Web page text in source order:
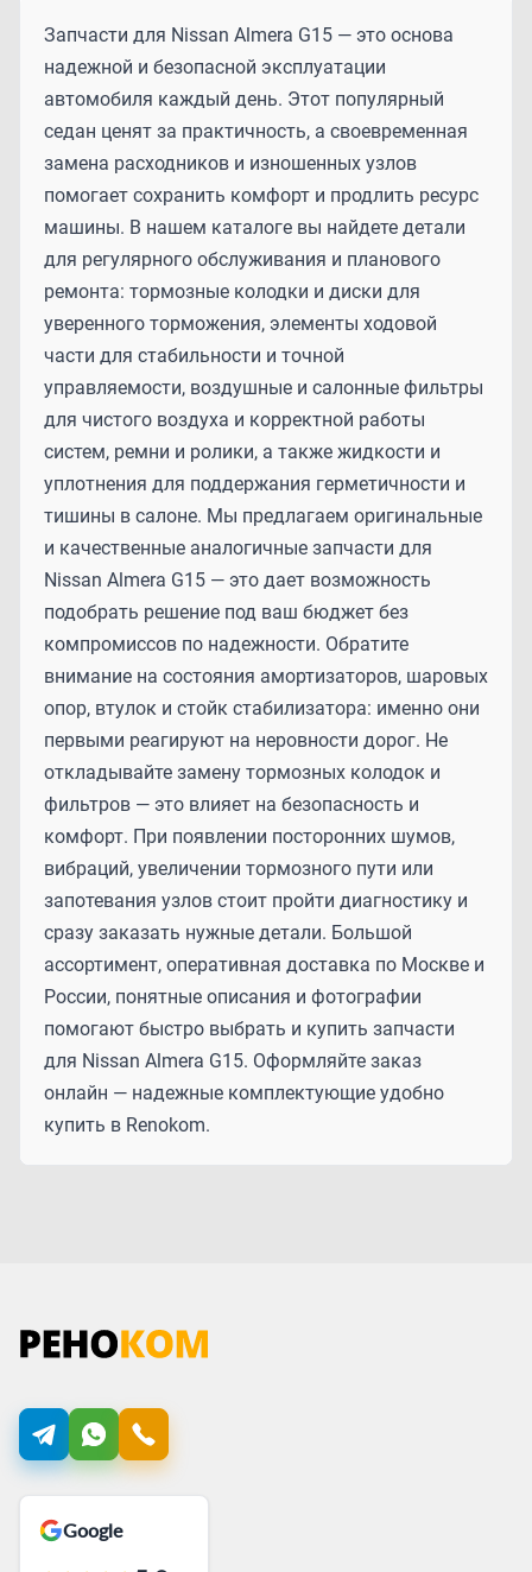
Запчасти для Nissan Almera G15 — это основа
надежной и безопасной эксплуатации
автомобиля каждый день. Этот популярный
седан ценят за практичность, а своевременная
замена расходников и изношенных узлов
помогает сохранить комфорт и продлить ресурс
машины. В нашем каталоге вы найдете детали
для регулярного обслуживания и планового
ремонта: тормозные колодки и диски для
уверенного торможения, элементы ходовой
части для стабильности и точной
управляемости, воздушные и салонные фильтры
для чистого воздуха и корректной работы
систем, ремни и ролики, а также жидкости и
уплотнения для поддержания герметичности и
тишины в салоне. Мы предлагаем оригинальные
и качественные аналогичные запчасти для
Nissan Almera G15 — это дает возможность
подобрать решение под ваш бюджет без
компромиссов по надежности. Обратите
внимание на состояния амортизаторов, шаровых
опор, втулок и стойк стабилизатора: именно они
первыми реагируют на неровности дорог. Не
откладывайте замену тормозных колодок и
фильтров — это влияет на безопасность и
комфорт. При появлении посторонних шумов,
вибраций, увеличении тормозного пути или
запотевания узлов стоит пройти диагностику и
сразу заказать нужные детали. Большой
ассортимент, оперативная доставка по Москве и
России, понятные описания и фотографии
помогают быстро выбрать и купить запчасти
для Nissan Almera G15. Оформляйте заказ
онлайн — надежные комплектующие удобно
купить в Renokom.
Google